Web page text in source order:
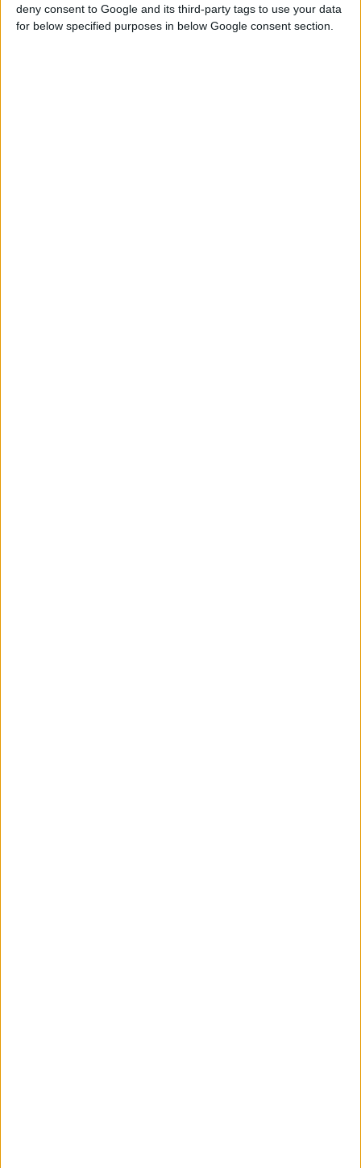
deny consent to Google and its third-party tags to use your data
for below specified purposes in below Google consent section.